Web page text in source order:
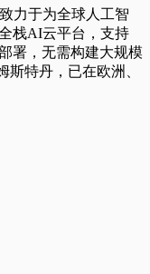
力于为全球人工智
栈AI云平台，支持
署，无需构建大规模
特丹，已在欧洲、